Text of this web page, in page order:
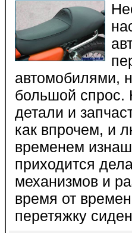
автомобилями,
большой спрос.
детали и
как впрочем, и
временем
приходится
механизмов и
время от
перетяжку